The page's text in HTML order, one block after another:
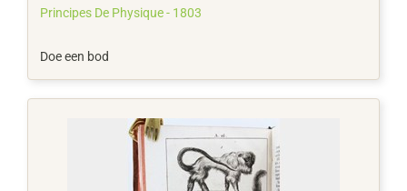
Principes De Physique - 1803
Doe een bod